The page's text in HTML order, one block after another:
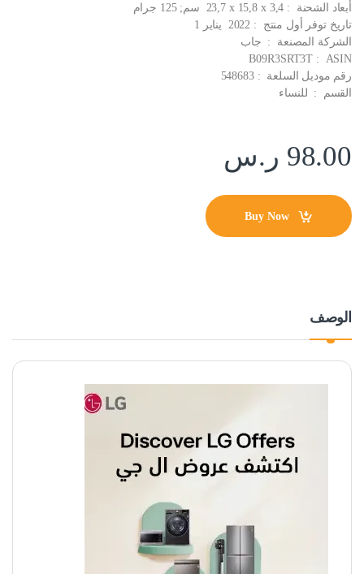
أبعاد الشحنة ‏ : ‎ 23,7 x 15,8 x 3,4 سم; 125 جرام
تاريخ توفر أول منتج ‏ : ‎ 2022 يناير 1
الشركة المصنعة ‏ : ‎ جاب
ASIN ‏ : ‎ B09R3SRT3T
رقم موديل السلعة ‏ : ‎ 548683
القسم ‏ : ‎ للنساء
98.00 ر.س
Buy Now
الوصف